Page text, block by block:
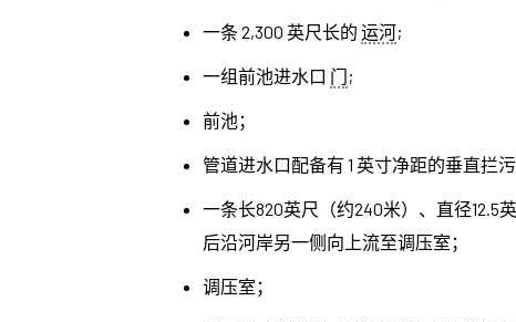
一条 2,300 英尺长的 运河;
一组前池进水口 门;
前池；
管道进水口配备有 1 英寸净距的垂直拦污
一条长820英尺（约240米）、直径
后沿河岸另一侧向上流至调压室；
调压室；